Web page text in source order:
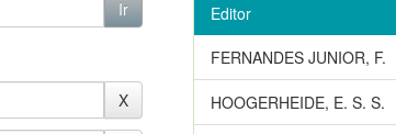
Editor
FERNANDES JUNIOR, F.
HOOGERHEIDE, E. S. S.